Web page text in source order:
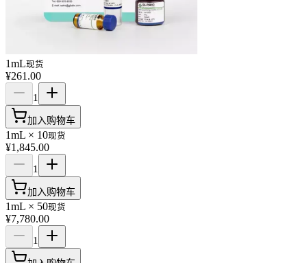
1mL现货
¥261.00
1
加入购物车
1mL × 10现货
¥1,845.00
1
加入购物车
1mL × 50现货
¥7,780.00
1